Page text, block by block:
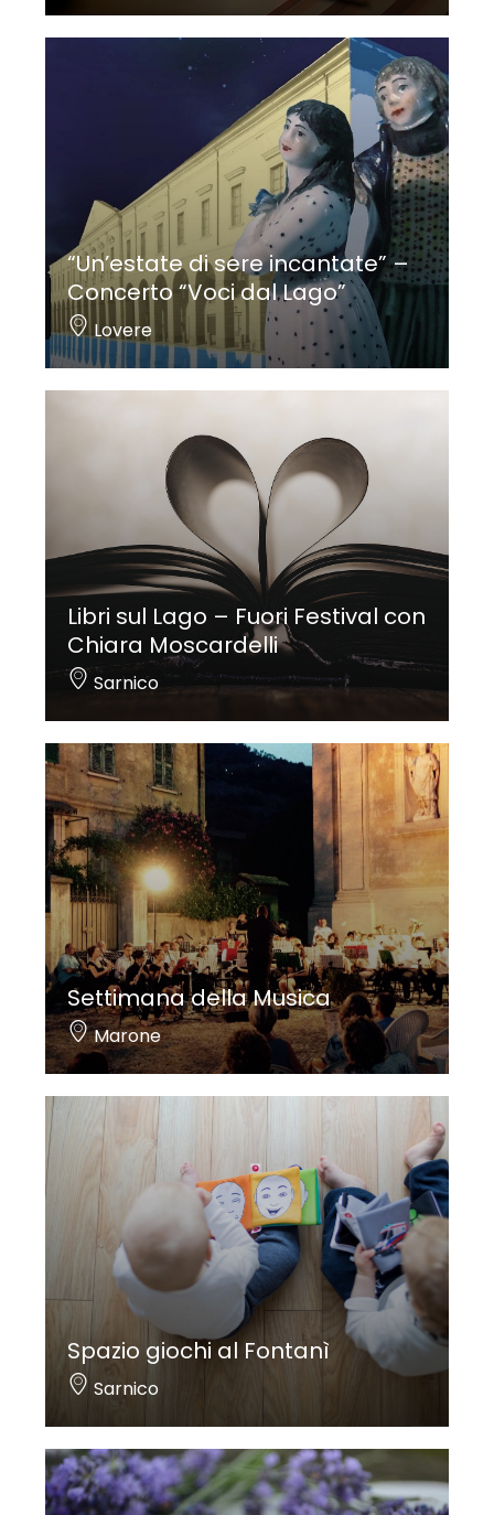
“Un’estate di sere incantate” –
Concerto “Voci dal Lago”
Lovere
Libri sul Lago – Fuori Festival con
Chiara Moscardelli
Sarnico
Settimana della Musica
Marone
Spazio giochi al Fontanì
Sarnico